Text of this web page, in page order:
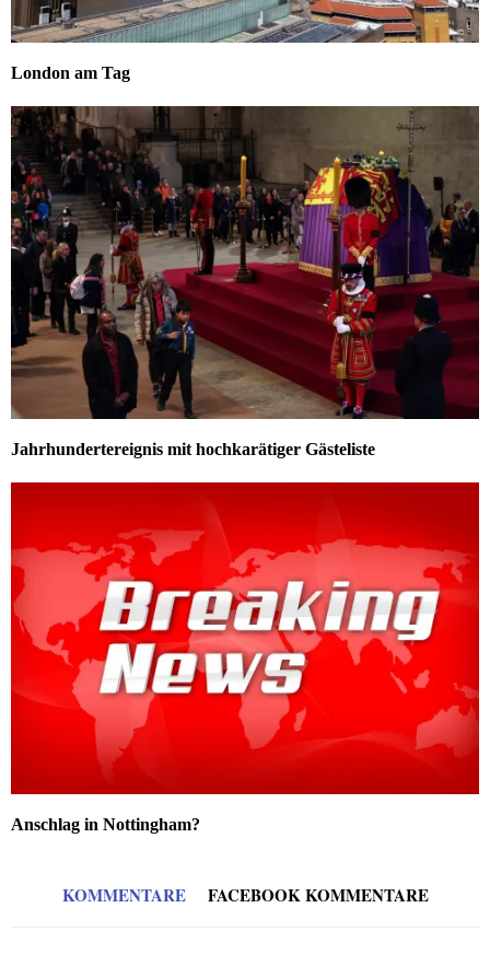
London am Tag
Jahrhundertereignis mit hochkarätiger Gästeliste
Anschlag in Nottingham?
KOMMENTARE FACEBOOK KOMMENTARE